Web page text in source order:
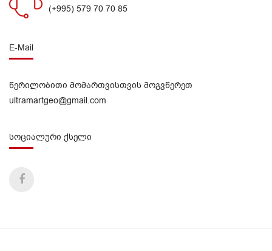
(+995) 579 70 70 85
E-Mail
წერილობითი მომართვისთვის მოგვწერეთ
ultramartgeo@gmail.com
სოციალური ქსელი